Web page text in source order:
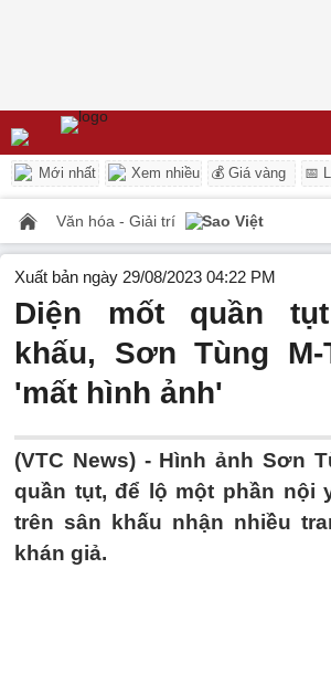
Mới nhất Xem nhiều 💰 Giá vàng 📅
Văn hóa - Giải trí Sao Việt
Xuất bản ngày 29/08/2023 04:22 PM
Diện mốt quần
khấu, Sơn Tùng
'mất hình ảnh'
(VTC News) - Hình ảnh Sơn
quần tụt, để lộ một phần nội
trên sân khấu nhận nhiều
khán giả.